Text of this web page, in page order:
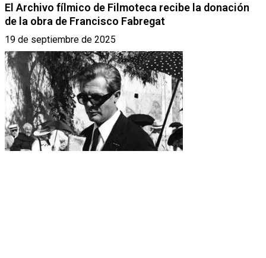
El Archivo fílmico de Filmoteca recibe la donación
de la obra de Francisco Fabregat
19 de septiembre de 2025